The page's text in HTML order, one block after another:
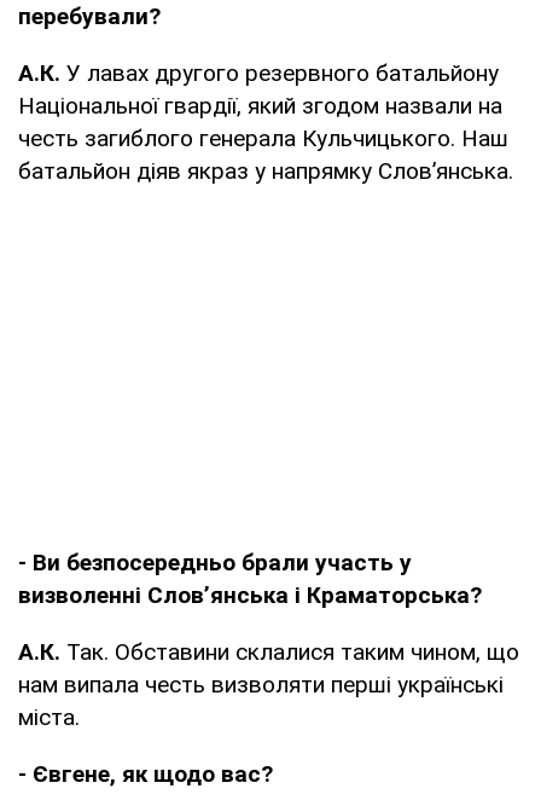
перебували?
А.К. У лавах другого резервного батальйону
Національної гвардії, який згодом назвали на
честь загиблого генерала Кульчицького. Наш
батальйон діяв якраз у напрямку Слов’янська.
- Ви безпосередньо брали участь у
визволенні Слов’янська і Краматорська?
А.К. Так. Обставини склалися таким чином, що
нам випала честь визволяти перші українські
міста.
- Євгене, як щодо вас?